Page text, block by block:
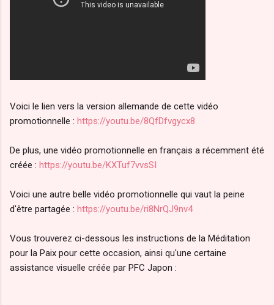
Voici le lien vers la version allemande de cette vidéo
promotionnelle : https://youtu.be/8QfDfvgycx8
De plus, une vidéo promotionnelle en français a récemment été
créée : https://youtu.be/KXTuf7vvsSI
Voici une autre belle vidéo promotionnelle qui vaut la peine
d'être partagée : https://youtu.be/ri8NrQJ9nv4
Vous trouverez ci-dessous les instructions de la Méditation
pour la Paix pour cette occasion, ainsi qu'une certaine
assistance visuelle créée par PFC Japon :